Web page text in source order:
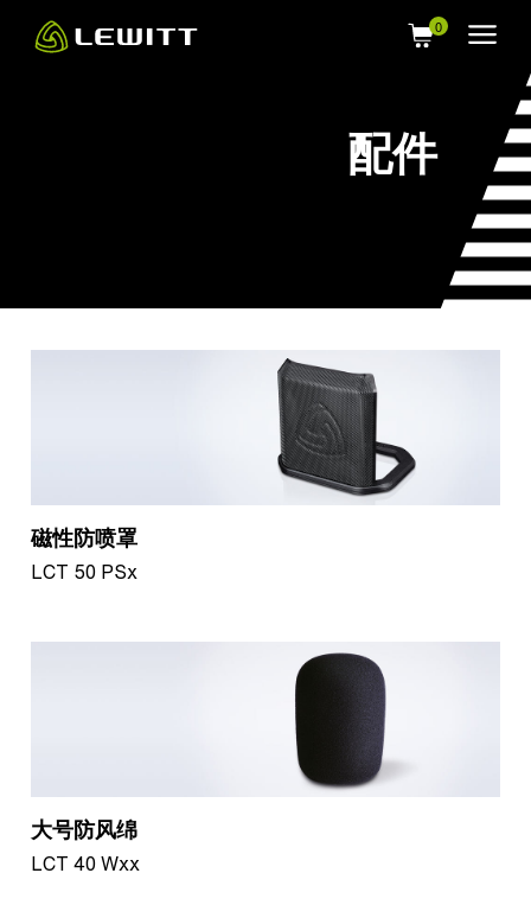
配件
磁性防喷罩
LCT 50 PSx
大号防风绵
LCT 40 Wxx